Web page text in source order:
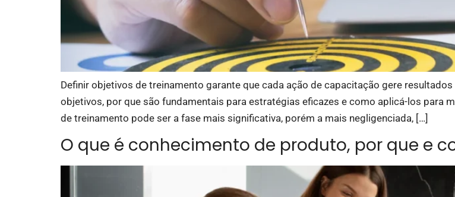
Definir objetivos de treinamento garante que cada ação de capacitação gere
objetivos, por que são fundamentais para estratégias eficazes e como aplicá-los para
de treinamento pode ser a fase mais significativa, porém a mais negligenciada, […]
O que é conhecimento de produto, por que e